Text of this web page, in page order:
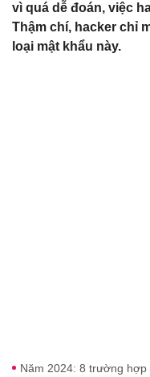
vì quá dễ đoán, việc
Thậm chí, hacker chỉ
loại mật khẩu này.
Năm 2024: 8 trường hợp